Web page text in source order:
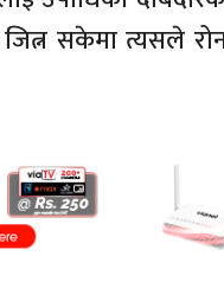
सकेमा त्यसले